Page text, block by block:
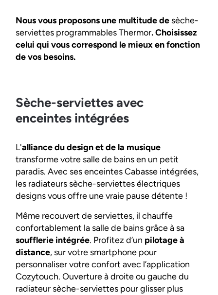
Nous vous proposons une multitude de sèche-
serviettes programmables Thermor. Choisissez
celui qui vous correspond le mieux en fonction
de vos besoins.
Sèche-serviettes avec
enceintes intégrées
L'alliance du design et de la musique
transforme votre salle de bains en un petit
paradis. Avec ses enceintes Cabasse intégrées,
les radiateurs sèche-serviettes électriques
designs vous offre une vraie pause détente !
Même recouvert de serviettes, il chauffe
confortablement la salle de bains grâce à sa
soufflerie intégrée. Profitez d’un pilotage à
distance, sur votre smartphone pour
personnaliser votre confort avec l’application
Cozytouch. Ouverture à droite ou gauche du
radiateur sèche-serviettes pour glisser plus